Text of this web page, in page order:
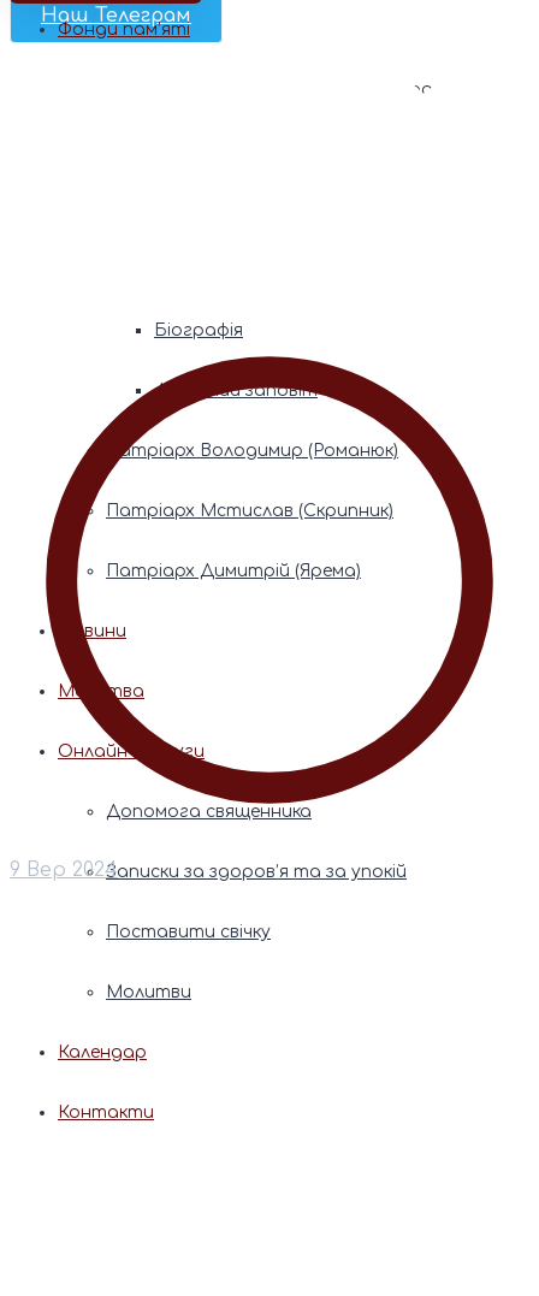
Наш Телеграм
Фонди пам’яті
Митрополита Володимира (Сабодана)
Біографія
Духовний заповіт
Патріарх Володимир (Романюк)
Патріарх Мстислав (Скрипник)
Патріарх Димитрій (Ярема)
Новини
Молитва
Онлайн послуги
Допомога священника
Записки за здоров’я та за упокій
Поставити свічку
Молитви
Календар
Контакти
9 Вер 2024